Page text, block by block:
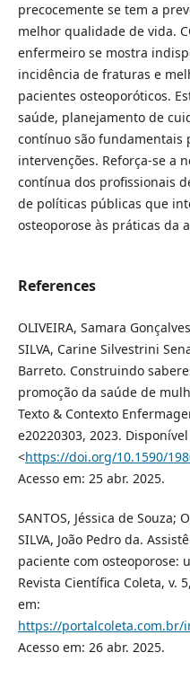
precocemente se tem a
melhor qualidade de vida.
enfermeiro se mostra
incidência de fraturas e
pacientes osteoporóticos.
saúde, planejamento de
contínuo são fundamentais
intervenções. Reforça-se a
contínua dos profissionais
de políticas públicas que
osteoporose às práticas da
References
OLIVEIRA, Samara
SILVA, Carine Silvestrini
Barreto. Construindo
promoção da saúde de
Texto & Contexto
e20220303, 2023.
<https://doi.org/10.1590/
Acesso em: 25 abr. 2025.
SANTOS, Jéssica de Souza;
SILVA, João Pedro da.
paciente com osteoporose:
Revista Científica Coleta, v.
em:
https://portalcoleta.com.br/
Acesso em: 26 abr. 2025.